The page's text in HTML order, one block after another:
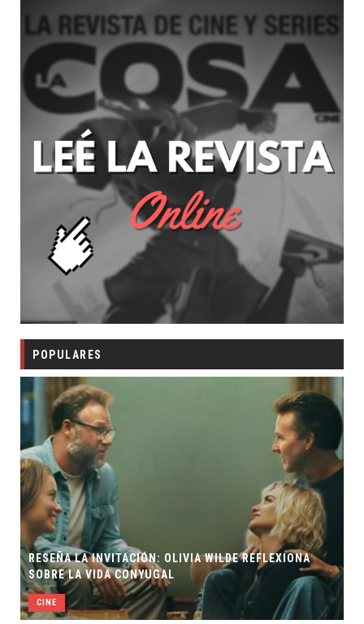
POPULARES
RESEÑA LA INVITACIÓN: OLIVIA WILDE REFLEXIONA
SOBRE LA VIDA CONYUGAL
CINE